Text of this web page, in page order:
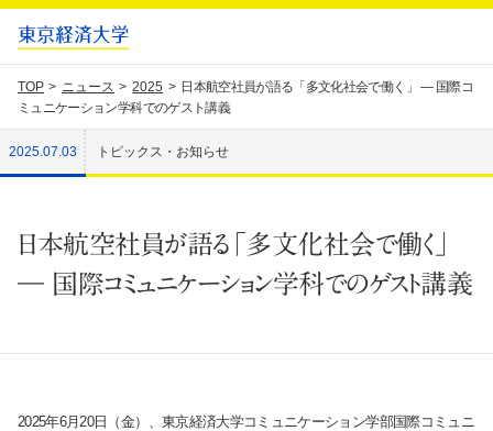
TOP ニュース 2025
日本航空社員が語る「多文化社会で働く」 ― 国際コ
ミュニケーション学科でのゲスト講義
2025.07.03 トピックス・お知らせ
日本航空社員が語る「多文化社会で働く」
― 国際コミュニケーション学科でのゲスト講義
2025年6月20日（金）、東京経済大学コミュニケーション学部国際コミュニ